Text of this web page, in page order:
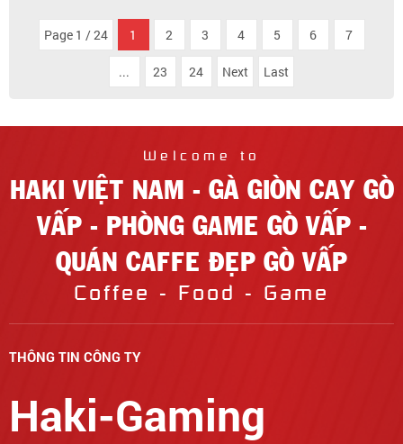
Page 1 / 24 1 2 3 4 5 6 7
... 23 24 Next Last
Welcome to
HAKI VIỆT NAM - GÀ GIÒN CAY GÒ
VẤP - PHÒNG GAME GÒ VẤP -
QUÁN CAFFE ĐẸP GÒ VẤP
Coffee - Food - Game
THÔNG TIN CÔNG TY
Haki-Gaming